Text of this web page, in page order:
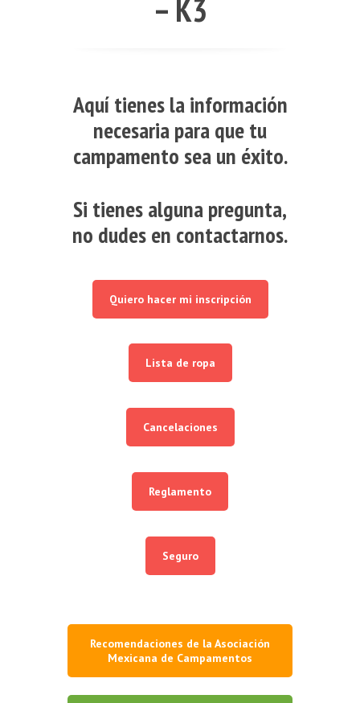
– K3
Aquí tienes la información
necesaria para que tu
campamento sea un éxito.
Si tienes alguna pregunta,
no dudes en contactarnos.
Quiero hacer mi inscripción
Lista de ropa
Cancelaciones
Reglamento
Seguro
Recomendaciones de la Asociación
Mexicana de Campamentos